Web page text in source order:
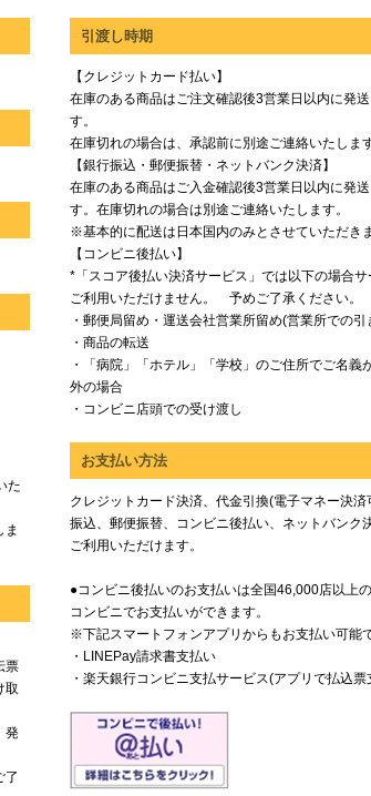
た
票
取
発
了
引渡し時期
【クレジットカード払い】
在庫のある商品はご注文確認後3営業日以内に発送
す。
在庫切れの場合は、承認前に別途ご連絡いたします
【銀行振込・郵便振替・ネットバンク決済】
在庫のある商品はご入金確認後3営業日以内に発送
す。在庫切れの場合は別途ご連絡いたします。
※基本的に配送は日本国内のみとさせていただきま
【コンビニ後払い】
*「スコア後払い決済サービス」では以下の場合サ
ご利用いただけません。 予めご了承ください。
・郵便局留め・運送会社営業所留め(営業所での引
・商品の転送
・「病院」「ホテル」「学校」のご住所でご名義
外の場合
・コンビニ店頭での受け渡し
お支払い方法
クレジットカード決済、代金引換(電子マネー決済
振込、郵便振替、コンビニ後払い、ネットバンク
ご利用いただけます。
●コンビニ後払いのお支払いは全国46,000店以上の
コンビニでお支払いができます。
※下記スマートフォンアプリからもお支払い可能で
・LINEPay請求書支払い
・楽天銀行コンビニ支払サービス(アプリで払込票